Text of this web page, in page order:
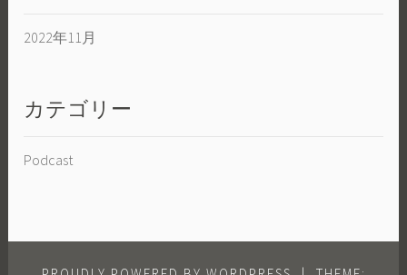
2022年11月
カテゴリー
Podcast